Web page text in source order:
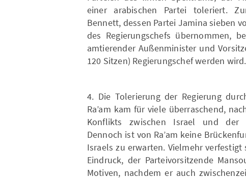
einer arabischen Partei toleriert.
Bennett, dessen Partei Jamina sieben
des Regierungschefs übernommen,
amtierender Außenminister und
120 Sitzen) Regierungschef werden wird.
4. Die Tolerierung der Regierung
Ra’am kam für viele überraschend,
Konflikts zwischen Israel und der
Dennoch ist von Ra’am keine
Israels zu erwarten. Vielmehr
Eindruck, der Parteivorsitzende
Motiven, nachdem er auch